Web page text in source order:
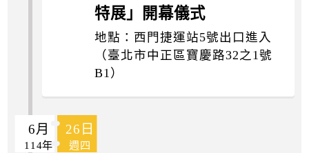
特展」開幕儀式
地點：西門捷運站5號出口進入
（臺北市中正區寶慶路32之1號
B1）
6月 26日
114年 週四